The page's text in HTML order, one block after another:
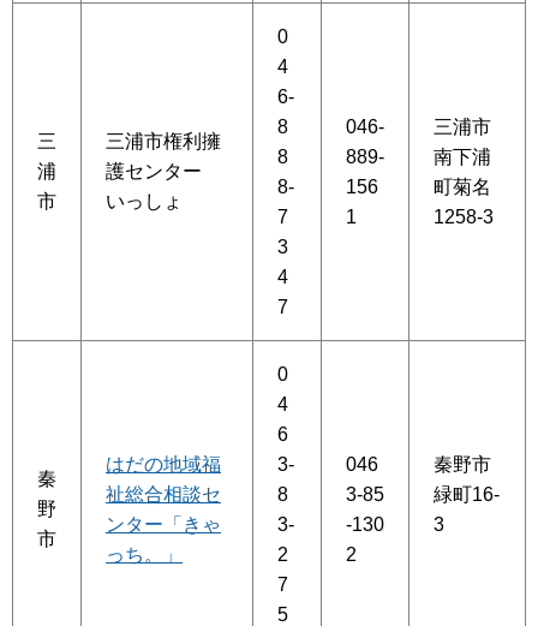
三
浦
市
三浦市権利擁
護センター
いっしょ
0
4
6-
8
8
8-
7
3
4
7
046-
889-
156
1
三浦市
南下浦
町菊名
1258-3
秦
野
市
はだの地域福
祉総合相談セ
ンター「きゃ
っち。」
0
4
6
3-
8
3-
2
7
5
046
3-85
-130
2
秦野市
緑町16-
3